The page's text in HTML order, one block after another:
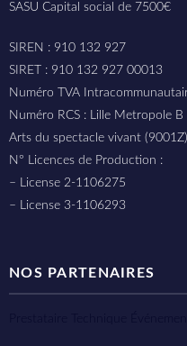
SASU Capital social de 7500€
SIREN : 910 132 927
SIRET : 910 132 927 00013
Numéro TVA
Numéro RCS : Lille Metropole
Arts du spectacle vivant (9001Z)
N° Licences de Production :
– License 2-1106275
– License 3-1106293
NOS PARTENAIRES